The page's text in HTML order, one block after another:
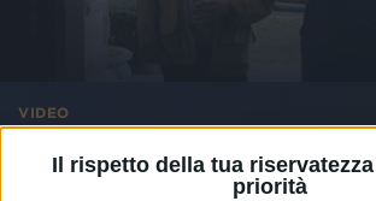
Il rispetto della tua
priorità
VIDEO
Tuner : L'accordatore (Trailer)